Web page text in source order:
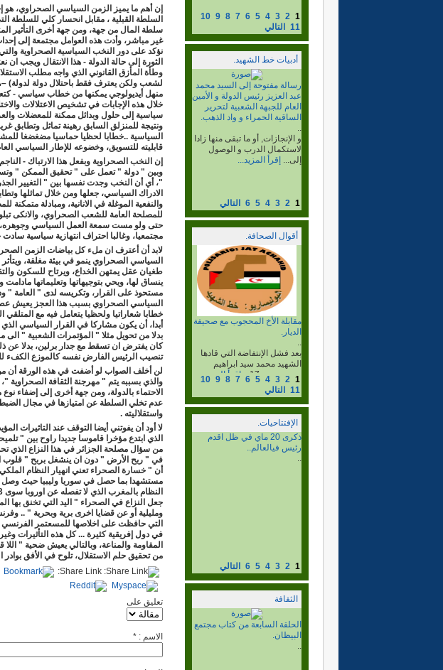
1
2
3
4
5
6
7
8
9
10
11
التالي
أدبيات خط الشهيد.
البرنامج السياسي لخط
الشهيد، الجزء2
..
ما بعد جيمس بيكر. و إقرار
الإصلاحات و البدائل التجاوزية
الضرورية.... إقرأ المزيد...
1
2
3
4
5
6 التالي
أقوال الصحافة.
لقاء المنسق العام مع الرأي
المستنير.
الرأي المستنير: هل لكم أن
تعطونا لمحة موجزة عن
شخصكم وعن تاريخ...إقرأ
المزيد...
1
2
3
4
5
6
7
8
9
10
11
التالي
الإفتتاحيات.
االذكرى ال 37 ليوم الشهيد.
..
1
2
3
4
5
6 التالي
الثقافة
الحلقة السادسة من كتاب
مجتمع البيظان.
..
إن أهم ما يميز الزمن السياسي الصحراوي، هو
السلطة القبلية ، مقابل انحسار كلي للسلطة
سلطة المال من جهة، ومن جهة أخرى التأثير
غير مباشر، وأدت هذه العوامل مجتمعة إلى
نؤكد على دور النخب السياسية الصحراوية
الثورة إلى حالة الدولة - هذا الانتقال ويجب
وطأة المأزق القانوني الذي واجه مطلب
لشعب ولكن يعترف فقط باحتلال دولة لدولة)
منهل أيديولوجي يمكنها من خطاب سياسي -
خلال هذه الإجابات في تشخيص الاعتلالات
سياسية إلى حلول وبدائل ممكنة للمعضلات
ونتيجة للمنزلق السابق رهينة تماثل وتطابق
السياسية ..خطابا لحظيا حماسيا مضغضغا
قابليته للتسويق، وخضوعه للإطار السياسي
إن النخب الصحراوية وبفعل هذا الارتباك -
وبين " دولة " تعمل على " تحقيق الممكن "
"، أي أن النخب وجدت نفسها بين " التغيير
الادراك السياسي، جعلها ومن خلال تماثلها
والنفعية الموغلة في الانانية، ومبادلة متمكنة
للمصلحة العامة للشعب الصحراوي، والانكى
حتى ولو مست سمعة العمل السياسي وجوهره،
مجتمعيا، وغالبا احتراف انتهازية سياسية
لابد أن أعترف ان ملء كل بياضات الزمن
السياسي الصحراوي ينمو في بيئة مغلقة،
طغيان عقل يمتهن الخداع، ويرتاح للسكون
ينساق لها، ويحي بتوجيهاتها وتعليماتها
مستحوذ على القرار، وتكريسه لدى " العامة "
السياسي الصحراوي بسبب هذا العجز يعيش
خطابا شعاراتيا ولحظيا يتعامل فيه مع
أبدا، أن يكون مشاركا في القرار السياسي
بدلا من تحويل مثلا " المؤتمرات الشعبية "
كان يفترض ان تسقط مع جدار برلين، بدلا
تنصيب الرئيس الفارض نفسه كالموزع الكفء
لن أخلف الصواب لو أضفت في هذه الورقة أن
والذي بسببه يتم " مهرجنة الثقافة
الاحتماء بالدولة، ومن جهة أخرى إلى إضفاء
عدم تخلي السلطة عن امتيازها في مجال الضبط
واستقلاليته .
لا أود أن يفوتني أيضا التوقف عند التاثيرات
الذي ابتدع مؤخرا قاموسا جديدا راوح بين "
من سؤال مصلحة الجزائر في هذا النزاع الذي
في " ربح الأرض " دون ان ينشغل بربح " قلوب
أن " خسارة الصحراء تعني انهيار النظام
مستشهدا بما حصل في سوريا وليبيا حيث وصل
جعل النزاع في الصحراء " اليد التي تخنق بها
ومليلية أو عن قضايا اخرى برية وبحرية " ..
التي حافظت على اخلاصها للمسعتمر الفرنسي
في دول إفريقية كثيرة ... كل هذه التأثيرات
المقاومة والمناعة، وبالتالي يعيش ضحية "
من تحقيق حلم الاستقلال، تلوح في الأفق بوادر
تعليق على
الاسم : *